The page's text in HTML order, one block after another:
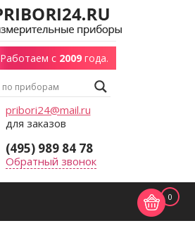
Работаем с 2009года.
pribori24@mail.ru
для заказов
(495) 989 84 78
Обратный звонок
0